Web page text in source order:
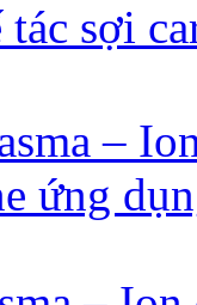
sợi